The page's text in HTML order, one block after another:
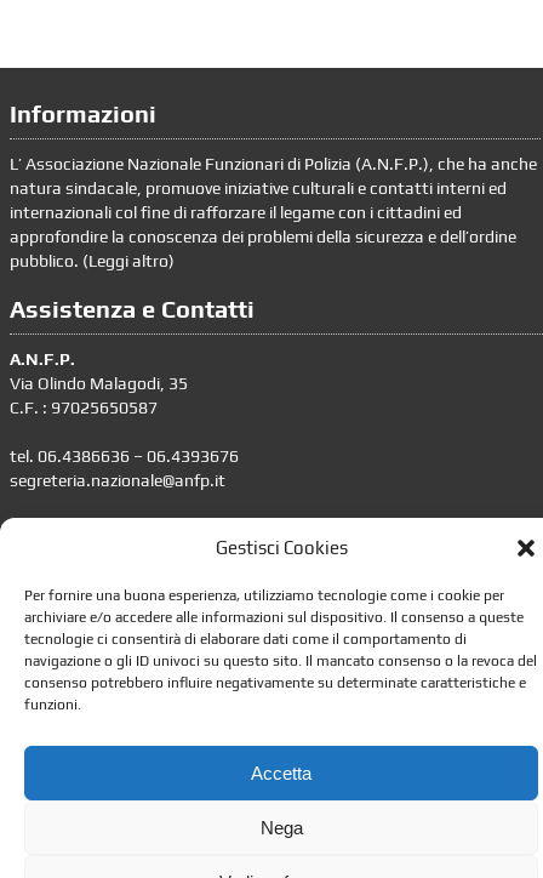
Gestisci Cookies
Per fornire una buona esperienza, utilizziamo tecnologie come i cookie per
archiviare e/o accedere alle informazioni sul dispositivo. Il consenso a queste
tecnologie ci consentirà di elaborare dati come il comportamento di
navigazione o gli ID univoci su questo sito. Il mancato consenso o la revoca del
consenso potrebbero influire negativamente su determinate caratteristiche e
funzioni.
Accetta
Nega
Informazioni
L’ Associazione Nazionale Funzionari di Polizia (A.N.F.P.), che ha anche
natura sindacale, promuove iniziative culturali e contatti interni ed
internazionali col fine di rafforzare il legame con i cittadini ed
approfondire la conoscenza dei problemi della sicurezza e dell’ordine
pubblico. (Leggi altro)
Assistenza e Contatti
A.N.F.P.
Via Olindo Malagodi, 35
C.F. : 97025650587
tel. 06.4386636 – 06.4393676
segreteria.nazionale@anfp.it
•Impostazione della Privacy
•Gestione dei Cookie
•Leggi lo Statuto